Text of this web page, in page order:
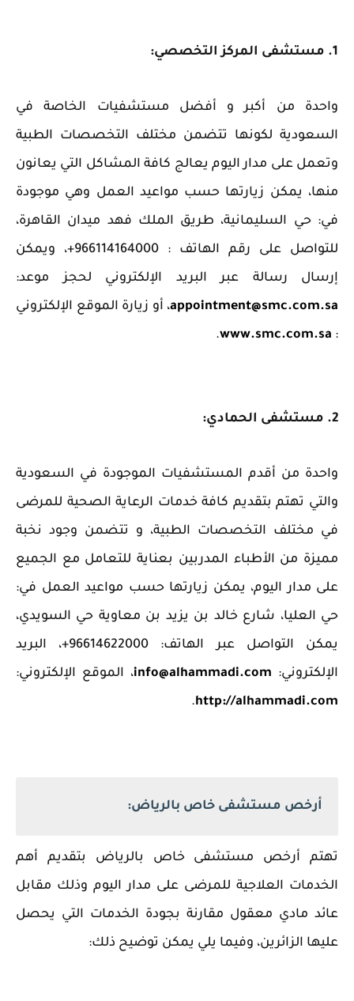
1. مستشفى المركز التخصصي:
‏واحدة من أكبر و أفضل مستشفيات الخاصة في
السعودية لكونها تتضمن مختلف التخصصات الطبية
وتعمل على مدار اليوم يعالج كافة المشاكل التي يعانون
منها، يمكن زيارتها حسب مواعيد العمل وهي موجودة
في: حي السليمانية، طريق الملك فهد ميدان القاهرة،
للتواصل على رقم الهاتف : 966114164000+، ويمكن
إرسال رسالة عبر البريد الإلكتروني لحجز موعد:
appointment@smc.com.sa، أو زيارة الموقع الإلكتروني
:
www.smc.com.sa
.
2. مستشفى الحمادي: ‏
واحدة من أقدم المستشفيات الموجودة في السعودية
والتي تهتم بتقديم كافة خدمات الرعاية الصحية للمرضى
في مختلف التخصصات الطبية، و تتضمن وجود نخبة
مميزة من الأطباء المدربين بعناية للتعامل مع الجميع
على مدار اليوم، يمكن زيارتها حسب مواعيد العمل في:
حي العليا، شارع خالد بن يزيد بن معاوية حي السويدي،
يمكن التواصل عبر الهاتف: 96614622000+، البريد
الإلكتروني: info@alhammadi.com، الموقع الإلكتروني:
http://alhammadi.com
.
أرخص مستشفى خاص بالرياض:
‏تهتم أرخص مستشفى خاص بالرياض بتقديم أهم
الخدمات العلاجية للمرضى على مدار اليوم وذلك مقابل
عائد مادي معقول مقارنة بجودة الخدمات التي يحصل
عليها الزائرين، وفيما يلي يمكن توضيح ذلك: